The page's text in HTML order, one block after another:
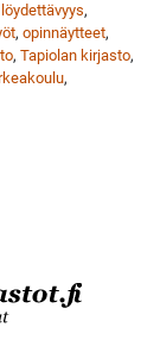
löydettävyys,
, opinnäytteet,
, Tapiolan kirjasto,
,